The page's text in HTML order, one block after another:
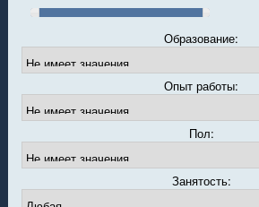
Образование:
Опыт работы:
Пол:
Занятость: